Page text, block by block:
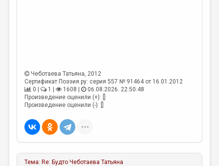
ОТ РЕДАКЦИИ
МАЛАЯ ПРОЗА
ЭССЕИСТИКА
ЛИТЕРАТУРОВЕДЕНИЕ
КУЛЬТУРОВЕДЕНИЕ
ПУБЛИЦИСТИКА
Чеботаева Татьяна, 2012
Сертификат Поэзия.ру: серия 557 № 91464 от 16.01.2012
0 |
1 | 1608 |
06.08.2026. 22:50:48
Произведение оценили (+): []
Произведение оценили (-): []
Тема: Re: Будто Чеботаева Татьяна